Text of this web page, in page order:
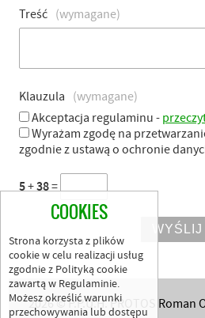
Treść (wymagane)
Klauzula (wymagane)
Akceptacja regulaminu -
Wyrażam zgodę na
zgodnie z ustawą o ochronie
5+38=
2026 © P.P.U.H. PROTOS Roman
COOKIES
Strona korzysta z plików
cookie w celu realizacji usług
zgodnie z Polityką cookie
zawartą w Regulaminie.
Możesz określić warunki
przechowywania lub dostępu